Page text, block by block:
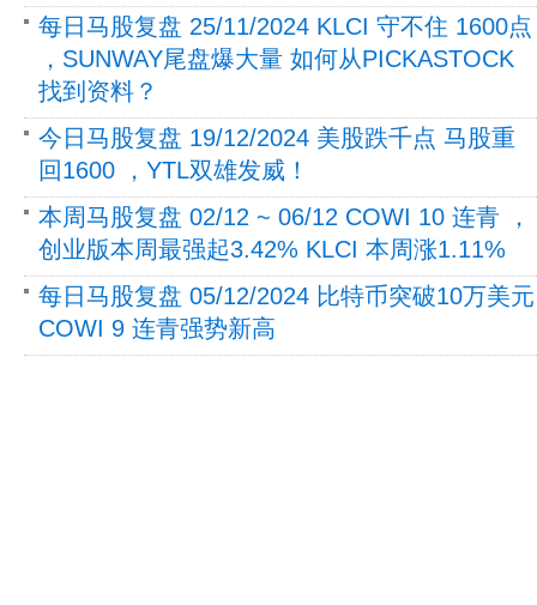
每日马股复盘 25/11/2024 KLCI 守不住 1600点
，SUNWAY尾盘爆大量 如何从PICKASTOCK
找到资料？
今日马股复盘 19/12/2024 美股跌千点 马股重
回1600 ，YTL双雄发威！
本周马股复盘 02/12 ~ 06/12 COWI 10 连青 ，
创业版本周最强起3.42% KLCI 本周涨1.11%
每日马股复盘 05/12/2024 比特币突破10万美元
COWI 9 连青强势新高